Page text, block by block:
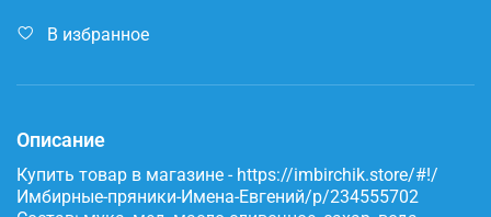
В избранное
Описание
Купить товар в магазине - https://imbirchik.store/#!/
Имбирные-пряники-Имена-Евгений/p/234555702